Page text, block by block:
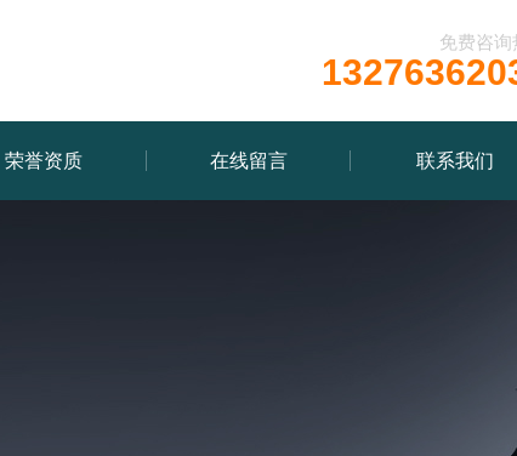
免费咨询
荣誉资质 在线留言 联系我们